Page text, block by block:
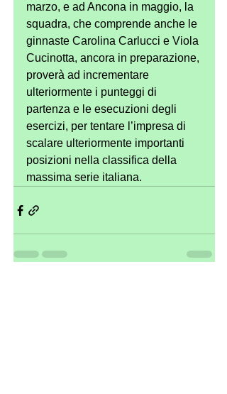
marzo, e ad Ancona in maggio, la
squadra, che comprende anche le
ginnaste Carolina Carlucci e Viola
Cucinotta, ancora in preparazione,
proverà ad incrementare
ulteriormente i punteggi di
partenza e le esecuzioni degli
esercizi, per tentare l’impresa di
scalare ulteriormente importanti
posizioni nella classifica della
massima serie italiana.